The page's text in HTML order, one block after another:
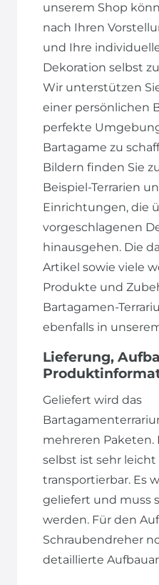
unserem Shop
nach Ihren
und Ihre
Dekoration selbst
Wir unterstützen
einer persönlichen
perfekte
Bartagame zu
Bildern finden Sie
Beispiel-Terrarien
Einrichtungen, die
vorgeschlagenen
hinausgehen. Die
Artikel sowie viele
Produkte und
Bartagamen-
ebenfalls in
Lieferung,
Geliefert wird das
mehreren Paketen.
selbst ist sehr
transportierbar. Es
geliefert und muss
werden. Für den
Schraubendreher
detaillierte